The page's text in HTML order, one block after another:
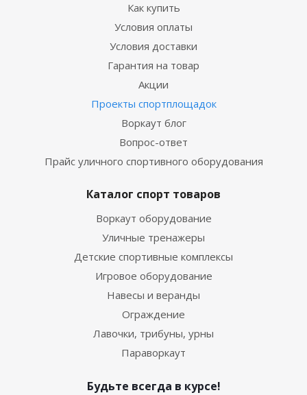
Как купить
Условия оплаты
Условия доставки
Гарантия на товар
Акции
Проекты спортплощадок
Воркаут блог
Вопрос-ответ
Прайс уличного спортивного оборудования
Каталог спорт товаров
Воркаут оборудование
Уличные тренажеры
Детские спортивные комплексы
Игровое оборудование
Навесы и веранды
Ограждение
Лавочки, трибуны, урны
Параворкаут
Будьте всегда в курсе!